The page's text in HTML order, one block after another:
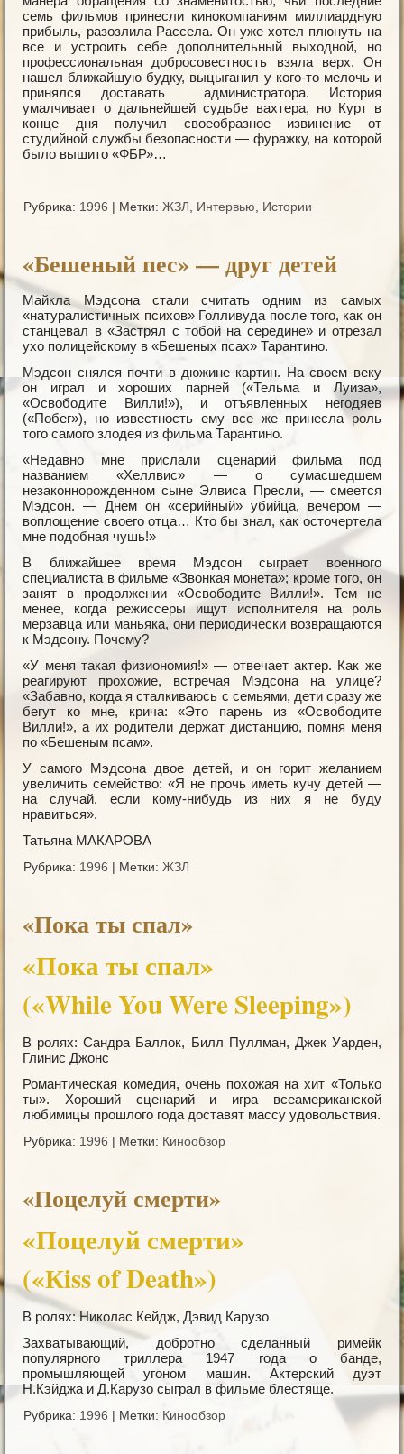
семь фильмов принесли кинокомпаниям миллиардную
прибыль, разозлила Рассела. Он уже хотел плюнуть на
все и устроить себе дополнительный выходной, но
профессиональная добросовестность взяла верх. Он
нашел ближайшую будку, выцыганил у кого-то мелочь и
принялся доставать администратора. История
умалчивает о дальнейшей судьбе вахтера, но Курт в
конце дня получил своеобразное извинение от
студийной службы безопасности — фуражку, на которой
было вышито «ФБР»…
Рубрика: 1996 | Метки: ЖЗЛ, Интервью, Истории
«Бешеный пес» — друг детей
Майкла Мэдсона стали считать одним из самых
«натуралистичных психов» Голливуда после того, как он
станцевал в «Застрял с тобой на середине» и отрезал
ухо полицейскому в «Бешеных псах» Тарантино.
Мэдсон снялся почти в дюжине картин. На своем веку
он играл и хороших парней («Тельма и Луиза»,
«Освободите Вилли!»), и отъявленных негодяев
(«Побег»), но известность ему все же принесла роль
того самого злодея из фильма Тарантино.
«Недавно мне прислали сценарий фильма под
названием «Хеллвис» — о сумасшедшем
незаконнорожденном сыне Элвиса Пресли, — смеется
Мэдсон. — Днем он «серийный» убийца, вечером —
воплощение своего отца… Кто бы знал, как осточертела
мне подобная чушь!»
В ближайшее время Мэдсон сыграет военного
специалиста в фильме «Звонкая монета»; кроме того, он
занят в продолжении «Освободите Вилли!». Тем не
менее, когда режиссеры ищут исполнителя на роль
мерзавца или маньяка, они периодически возвращаются
к Мэдсону. Почему?
«У меня такая физиономия!» — отвечает актер. Как же
реагируют прохожие, встречая Мэдсона на улице?
«Забавно, когда я сталкиваюсь с семьями, дети сразу же
бегут ко мне, крича: «Это парень из «Освободите
Вилли!», а их родители держат дистанцию, помня меня
по «Бешеным псам».
У самого Мэдсона двое детей, и он горит желанием
увеличить семейство: «Я не прочь иметь кучу детей —
на случай, если кому-нибудь из них я не буду
нравиться».
Татьяна МАКАРОВА
Рубрика: 1996 | Метки: ЖЗЛ
«Пока ты спал»
«Пока ты спал»
(«While You Were Sleeрing»)
В ролях: Сандра Баллок, Билл Пуллман, Джек Уарден,
Глинис Джонс
Романтическая комедия, очень похожая на хит «Только
ты». Хороший сценарий и игра всеамериканской
любимицы прошлого года доставят массу удовольствия.
Рубрика: 1996 | Метки: Кинообзор
«Поцелуй смерти»
«Поцелуй смерти»
(«Кiss of Death»)
В ролях: Николас Кейдж, Дэвид Карузо
Захватывающий, добротно сделанный римейк
популярного триллера 1947 года о банде,
промышляющей угоном машин. Актерский дуэт
Н.Кэйджа и Д.Карузо сыграл в фильме блестяще.
Рубрика: 1996 | Метки: Кинообзор